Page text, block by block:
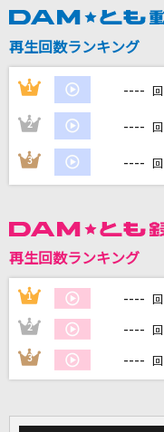
Mrs. GREEN APPLE
カラオ
再生回数ランキング
1 ---- 回
2 ---- 回
3 ---- 回
再生回数ランキング
1 ---- 回
2 ---- 回
3 ---- 回